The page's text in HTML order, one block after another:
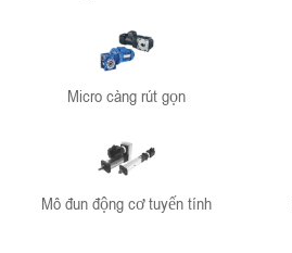
Micro càng rút gọn
Mô đun động cơ tuyến tính